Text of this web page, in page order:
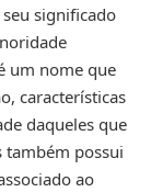
significado
um nome que
características
daqueles que
também possui
ao